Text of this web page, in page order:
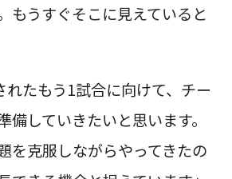
もうすぐそこに見えていると
れたもう1試合に向けて、チー
備していきたいと思います。
を克服しながらやってきたの